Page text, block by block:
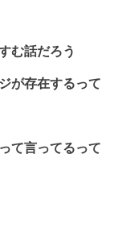
む話だろう
が存在するって
て言ってるって